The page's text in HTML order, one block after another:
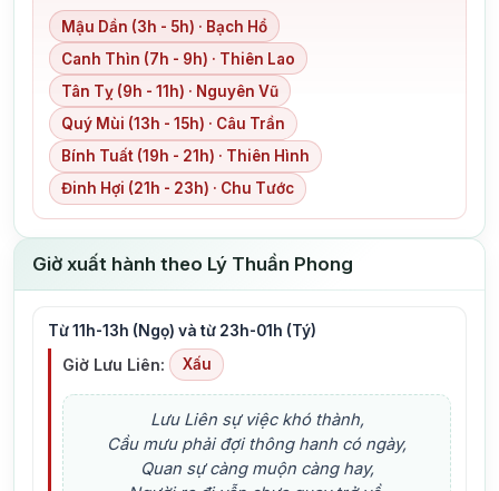
Mậu Dần (3h - 5h) · Bạch Hổ
Canh Thìn (7h - 9h) · Thiên Lao
Tân Tỵ (9h - 11h) · Nguyên Vũ
Quý Mùi (13h - 15h) · Câu Trần
Bính Tuất (19h - 21h) · Thiên Hình
Đinh Hợi (21h - 23h) · Chu Tước
Giờ xuất hành theo Lý Thuần Phong
Từ 11h-13h (Ngọ) và từ 23h-01h (Tý)
Giờ Lưu Liên: Xấu
Lưu Liên sự việc khó thành,
Cầu mưu phải đợi thông hanh có ngày,
Quan sự càng muộn càng hay,